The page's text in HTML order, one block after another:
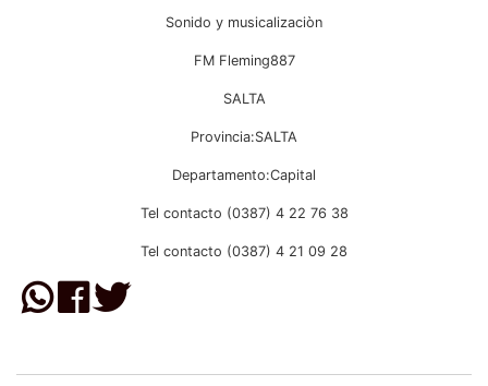
Sonido y musicalizaciòn
FM Fleming887
SALTA
Provincia:SALTA
Departamento:Capital
Tel contacto (0387) 4 22 76 38
Tel contacto (0387) 4 21 09 28